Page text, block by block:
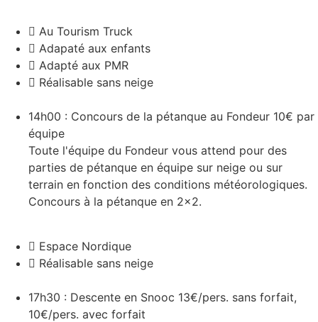
Au Tourism Truck
Adapaté aux enfants
Adapté aux PMR
Réalisable sans neige
14h00 : Concours de la pétanque au Fondeur 10€ par
équipe
Toute l'équipe du Fondeur vous attend pour des
parties de pétanque en équipe sur neige ou sur
terrain en fonction des conditions météorologiques.
Concours à la pétanque en 2x2.
Espace Nordique
Réalisable sans neige
17h30 : Descente en Snooc 13€/pers. sans forfait,
10€/pers. avec forfait